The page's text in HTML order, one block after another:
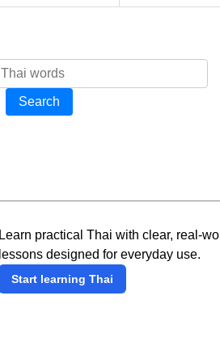
Search
Learn practical Thai with clear, real-
lessons designed for everyday use.
Start learning Thai